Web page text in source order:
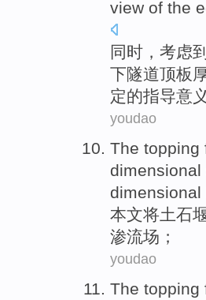
view of the
同时 ，考虑
下隧道顶板
定的指导意义
youdao
The topping
dimensional
dimensional
本文将土石
渗流场；
youdao
The topping